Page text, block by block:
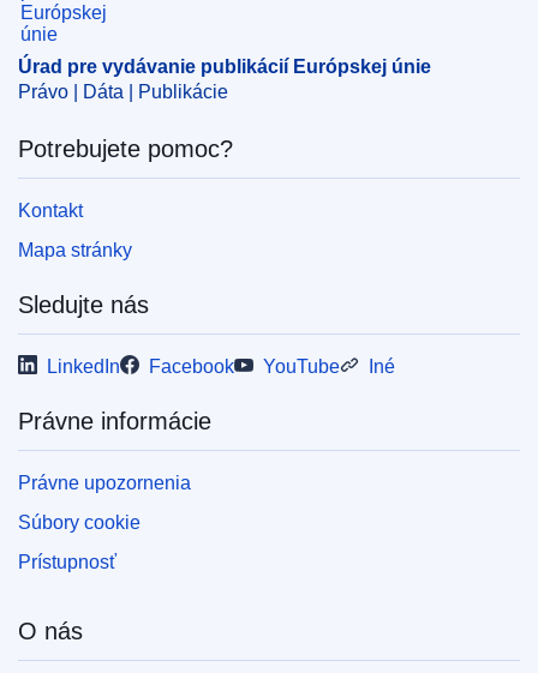
reštriktívne opatrenie EÚ
ELI :C/2023/1145/oj
IMMC : ARR-T-0533-2021
pdfa2a
Úrad pre vydávanie publikácií Európskej únie
Právo | Dáta | Publikácie
Potrebujete pomoc?
Kontakt
Mapa stránky
Sledujte nás
LinkedIn Facebook YouTube Iné
Právne informácie
Právne upozornenia
Súbory cookie
Prístupnosť
O nás